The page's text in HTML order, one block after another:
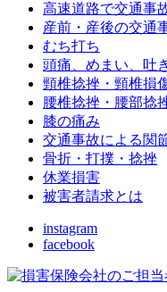
高速道路で交通事
産前・産後の交通
むち打ち
頭痛、めまい、吐
頸椎捻挫・頸椎損
腰椎捻挫・腰部捻
膝の痛み
交通事故による関
骨折・打撲・捻挫
休業損害
被害者請求とは
instagram
facebook